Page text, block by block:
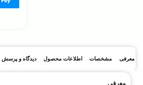
معرفی مشخصات اطلاعات محصول دیدگاه و پرسش
معرفی